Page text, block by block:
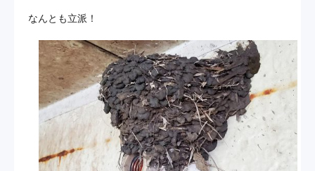
なんとも立派！